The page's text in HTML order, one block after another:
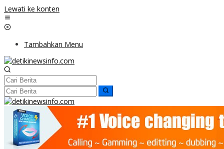
Lewati ke konten
Tambahkan Menu